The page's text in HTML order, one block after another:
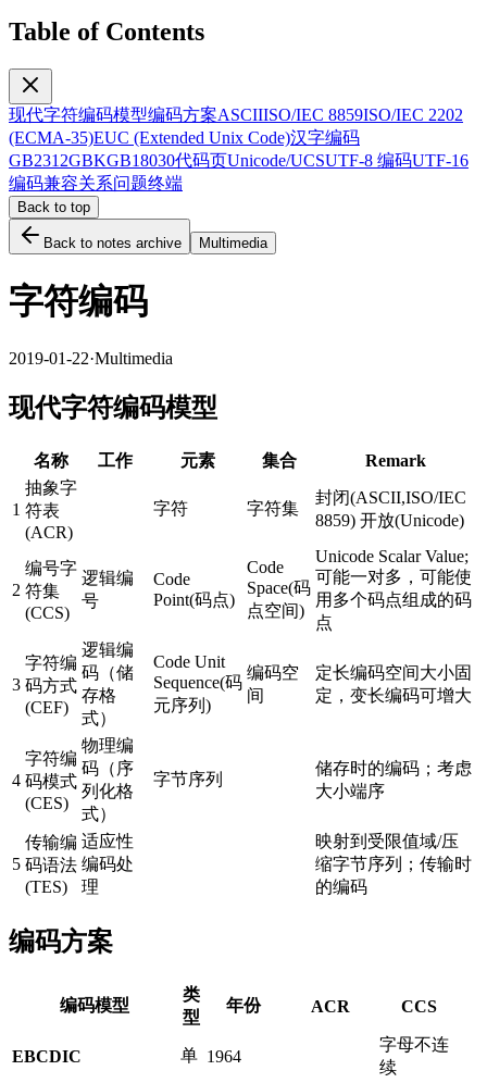
Table of Contents
现代字符编码模型编码方案ASCIIISO/IEC 8859ISO/IEC 2202
(ECMA-35)EUC (Extended Unix Code)汉字编码
GB2312GBKGB18030代码页Unicode/UCSUTF-8 编码UTF-16
编码兼容关系问题终端
Back to top
Back to notes archive Multimedia
字符编码
2019-01-22·Multimedia
现代字符编码模型
名称 工作 元素 集合 Remark
1
抽象字
符表
(ACR)
字符 字符集
封闭(ASCII,ISO/IEC
8859) 开放(Unicode)
2
编号字
符集
(CCS)
逻辑编
号
Code
Point(码点)
Code
Space(码
点空间)
Unicode Scalar Value;
可能一对多，可能使
用多个码点组成的码
点
3
字符编
码方式
(CEF)
逻辑编
码（储
存格
式）
Code Unit
Sequence(码
元序列)
编码空
间
定长编码空间大小固
定，变长编码可增大
4
字符编
码模式
(CES)
物理编
码（序
列化格
式）
字节序列
储存时的编码；考虑
大小端序
5
传输编
码语法
(TES)
适应性
编码处
理
映射到受限值域/压
缩字节序列；传输时
的编码
编码方案
编码模型
类
型
年份 ACR CCS
EBCDIC 单 1964
字母不连
续